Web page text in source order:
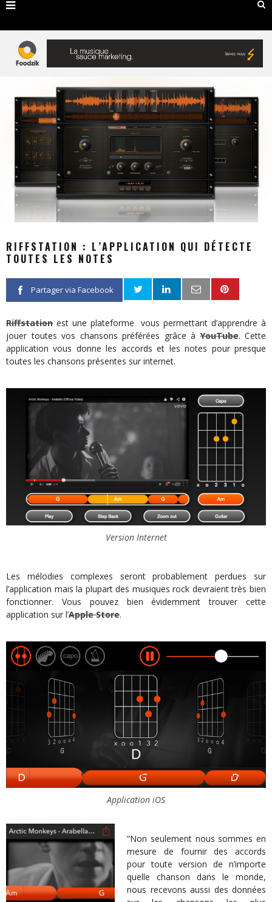
RIFFSTATION : L’APPLICATION QUI DÉTECTE
TOUTES LES NOTES
Partager via Facebook
Riffstation est une plateforme vous permettant d’apprendre à
jouer toutes vos chansons préférées grâce àYouTube. Cette
application vous donne les accords et les notes pour presque
toutes les chansons présentes sur internet.
Version Internet
Les mélodies complexes seront probablement perdues sur
l’application mais la plupart des musiques rock devraient très bien
fonctionner. Vous pouvez bien évidemment trouver cette
application sur l’Apple Store.
Application iOS
“Non seulement nous sommes en
mesure de fournir des accords
pour toute version de n’importe
quelle chanson dans le monde,
nous recevons aussi des données